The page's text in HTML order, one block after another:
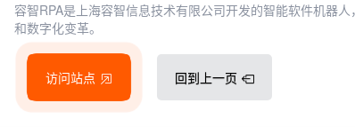
容智RPA是上海容智信息技术有限公司开发的智能软件机器
和数字化变革。
访问站点 回到上一页